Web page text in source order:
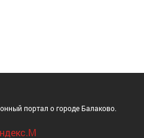
портал о городе Балаково.